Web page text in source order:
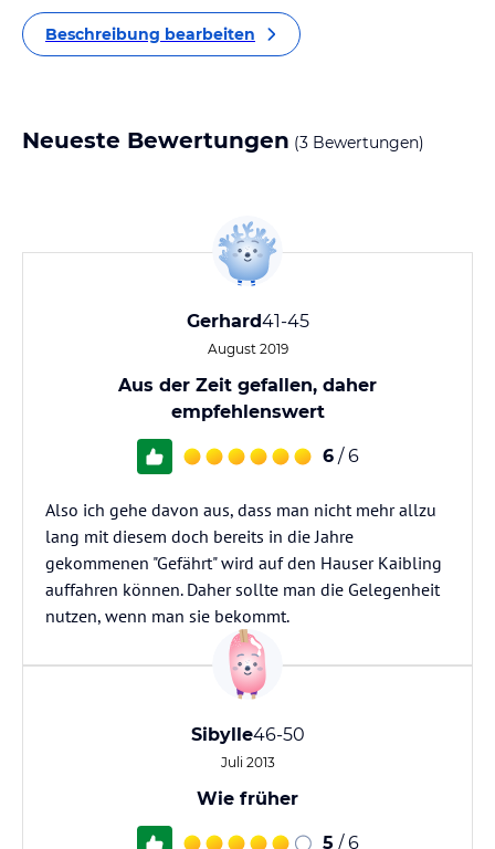
Beschreibung bearbeiten
Neueste Bewertungen (3 Bewertungen)
Gerhard41-45
August 2019
Aus der Zeit gefallen, daher
empfehlenswert
6 / 6
Also ich gehe davon aus, dass man nicht mehr allzu
lang mit diesem doch bereits in die Jahre
gekommenen "Gefährt" wird auf den Hauser Kaibling
auffahren können. Daher sollte man die Gelegenheit
nutzen, wenn man sie bekommt.
Sibylle46-50
Juli 2013
Wie früher
5 / 6